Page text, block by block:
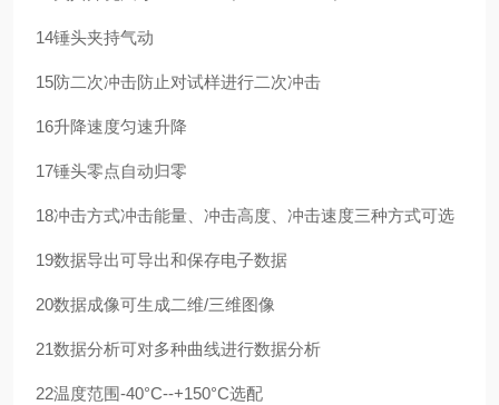
14锤头夹持气动
15防二次冲击防止对试样进行二次冲击
16升降速度匀速升降
17锤头零点自动归零
18冲击方式冲击能量、冲击高度、冲击速度三种方式可选
19数据导出可导出和保存电子数据
20数据成像可生成二维/三维图像
21数据分析可对多种曲线进行数据分析
22温度范围-40°C--+150°C选配